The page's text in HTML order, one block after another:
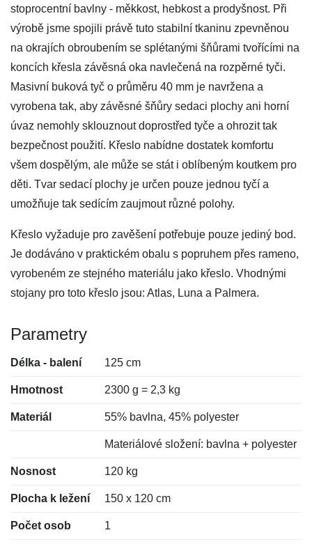
stoprocentní bavlny - měkkost, hebkost a prodyšnost. Při
výrobě jsme spojili právě tuto stabilní tkaninu zpevněnou
na okrajích obroubením se splétanými šňůrami tvořícími na
koncích křesla závěsná oka navlečená na rozpěrné tyči.
Masivní buková tyč o průměru 40 mm je navržena a
vyrobena tak, aby závěsné šňůry sedaci plochy ani horní
úvaz nemohly sklouznout doprostřed tyče a ohrozit tak
bezpečnost použití. Křeslo nabídne dostatek komfortu
všem dospělým, ale může se stát i oblíbeným koutkem pro
děti. Tvar sedací plochy je určen pouze jednou tyčí a
umožňuje tak sedícím zaujmout různé polohy.
Křeslo vyžaduje pro zavěšení potřebuje pouze jediný bod.
Je dodáváno v praktickém obalu s popruhem přes rameno,
vyrobeném ze stejného materiálu jako křeslo. Vhodnými
stojany pro toto křeslo jsou: Atlas, Luna a Palmera.
Parametry
Délka - balení 125 cm
Hmotnost 2300 g = 2,3 kg
Materiál 55% bavlna, 45% polyester
Materiálové složení: bavlna + polyester
Nosnost 120 kg
Plocha k ležení 150 x 120 cm
Počet osob 1